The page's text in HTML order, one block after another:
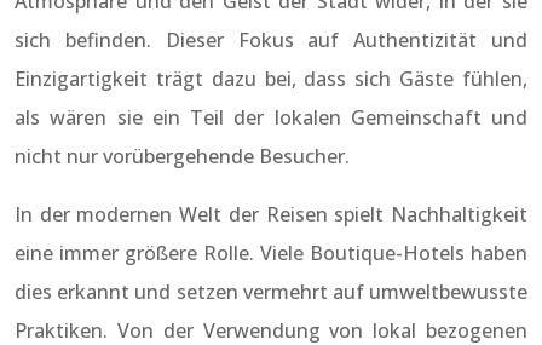
sich befinden. Dieser Fokus auf Authentizität und
Einzigartigkeit trägt dazu bei, dass sich Gäste fühlen,
als wären sie ein Teil der lokalen Gemeinschaft und
nicht nur vorübergehende Besucher.
In der modernen Welt der Reisen spielt Nachhaltigkeit
eine immer größere Rolle. Viele Boutique-Hotels haben
dies erkannt und setzen vermehrt auf umweltbewusste
Praktiken. Von der Verwendung von lokal bezogenen